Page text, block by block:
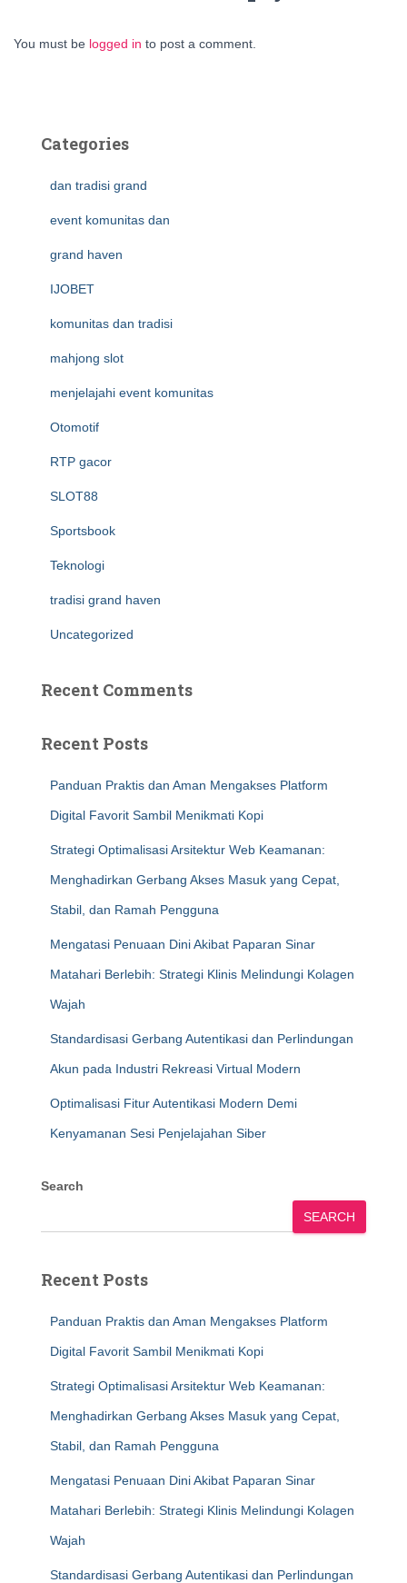
You must be logged in to post a comment.
Categories
dan tradisi grand
event komunitas dan
grand haven
IJOBET
komunitas dan tradisi
mahjong slot
menjelajahi event komunitas
Otomotif
RTP gacor
SLOT88
Sportsbook
Teknologi
tradisi grand haven
Uncategorized
Recent Comments
Recent Posts
Panduan Praktis dan Aman Mengakses Platform
Digital Favorit Sambil Menikmati Kopi
Strategi Optimalisasi Arsitektur Web Keamanan:
Menghadirkan Gerbang Akses Masuk yang Cepat,
Stabil, dan Ramah Pengguna
Mengatasi Penuaan Dini Akibat Paparan Sinar
Matahari Berlebih: Strategi Klinis Melindungi Kolagen
Wajah
Standardisasi Gerbang Autentikasi dan Perlindungan
Akun pada Industri Rekreasi Virtual Modern
Optimalisasi Fitur Autentikasi Modern Demi
Kenyamanan Sesi Penjelajahan Siber
Search
SEARCH
Recent Posts
Panduan Praktis dan Aman Mengakses Platform
Digital Favorit Sambil Menikmati Kopi
Strategi Optimalisasi Arsitektur Web Keamanan:
Menghadirkan Gerbang Akses Masuk yang Cepat,
Stabil, dan Ramah Pengguna
Mengatasi Penuaan Dini Akibat Paparan Sinar
Matahari Berlebih: Strategi Klinis Melindungi Kolagen
Wajah
Standardisasi Gerbang Autentikasi dan Perlindungan